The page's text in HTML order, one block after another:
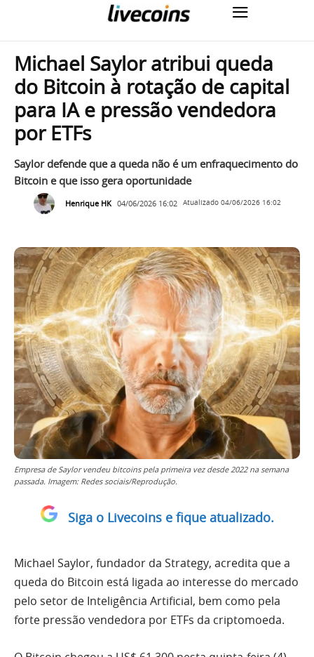
Michael Saylor atribui queda
do Bitcoin à rotação de capital
para IA e pressão vendedora
por ETFs
Saylor defende que a queda não é um enfraquecimento do
Bitcoin e que isso gera oportunidade
Henrique HK 04/06/2026 16:02 Atualizado 04/06/2026 16:02
Empresa de Saylor vendeu bitcoins pela primeira vez desde 2022 na semana
passada. Imagem: Redes sociais/Reprodução.
Siga o Livecoins e fique atualizado.
Michael Saylor, fundador da Strategy, acredita que a
queda do Bitcoin está ligada ao interesse do mercado
pelo setor de Inteligência Artificial, bem como pela
forte pressão vendedora por ETFs da criptomoeda.